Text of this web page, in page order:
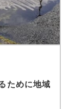
ために地域